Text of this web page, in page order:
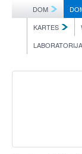
DOM
KARTES
LABORATORIJA